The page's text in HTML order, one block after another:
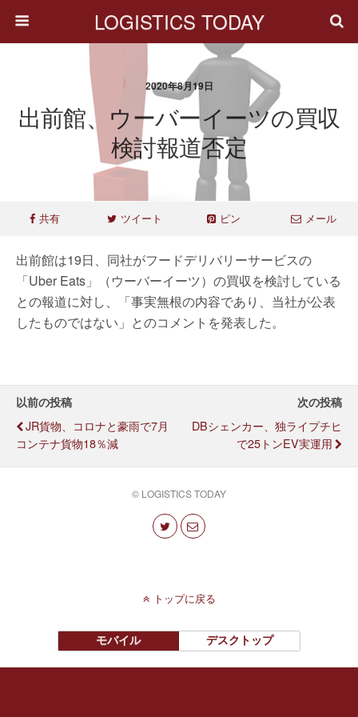
LOGISTICS TODAY
2020年8月19日
出前館、ウーバーイーツの買収
検討報道否定
共有 ツイート ピン メール
出前館は19日、同社がフードデリバリーサービスの
「Uber Eats」（ウーバーイーツ）の買収を検討している
との報道に対し、「事実無根の内容であり、当社が公表
したものではない」とのコメントを発表した。
以前の投稿
JR貨物、コロナと豪雨で7月
コンテナ貨物18％減
次の投稿
DBシェンカー、独ライプチヒ
で25トンEV実運用
© LOGISTICS TODAY
トップに戻る
モバイル デスクトップ